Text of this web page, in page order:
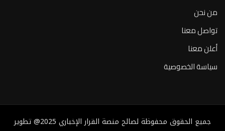
من نحن
تواصل معنا
أعلن معنا
سياسة الخصوصية
جميع الحقوق محفوظة لصالح منصة القرار الإخباري 2025@ تطوير